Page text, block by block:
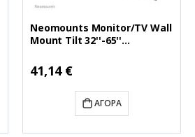
Neomounts Monitor/TV Wall
Mount Tilt 32''-65''
Ειδική
Τιμή
41,14 €
ΑΓΟΡΆ